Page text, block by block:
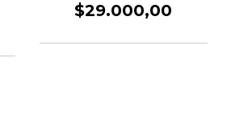
$29.000,00